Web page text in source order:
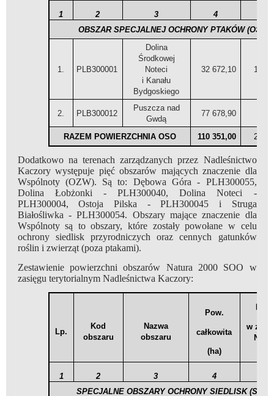
1 2 3 4
OBSZAR SPECJALNEJ OCHRONY PTAKÓW (OSO)
1. PLB300001
Dolina
Środkowej
Noteci
i Kanału
Bydgoskiego
32 672,10
2. PLB300012
Puszcza nad
Gwdą
77 678,90
RAZEM POWIERZCHNIA OSO 110 351,00
Dodatkowo na terenach zarządzanych przez Nadleśnictwo
Kaczory występuje pięć obszarów mających znaczenie dla
Wspólnoty (OZW). Są to: Dębowa Góra - PLH300055,
Dolina Łobżonki - PLH300040, Dolina Noteci -
PLH300004, Ostoja Pilska - PLH300045 i Struga
Białośliwka - PLH300054. Obszary mające znaczenie dla
Wspólnoty są to obszary, które zostały powołane w celu
ochrony siedlisk przyrodniczych oraz cennych gatunków
roślin i zwierząt (poza ptakami).
Zestawienie powierzchni obszarów Natura 2000 SOO w
zasięgu terytorialnym Nadleśnictwa Kaczory:
Lp.
Kod
obszaru
Nazwa
obszaru
Pow.
całkowita
(ha)
w
N-
1 2 3 4
SPECJALNE OBSZARY OCHRONY SIEDLISK (SOO)